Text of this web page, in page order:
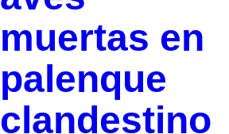
muertas en
palenque
clandestino